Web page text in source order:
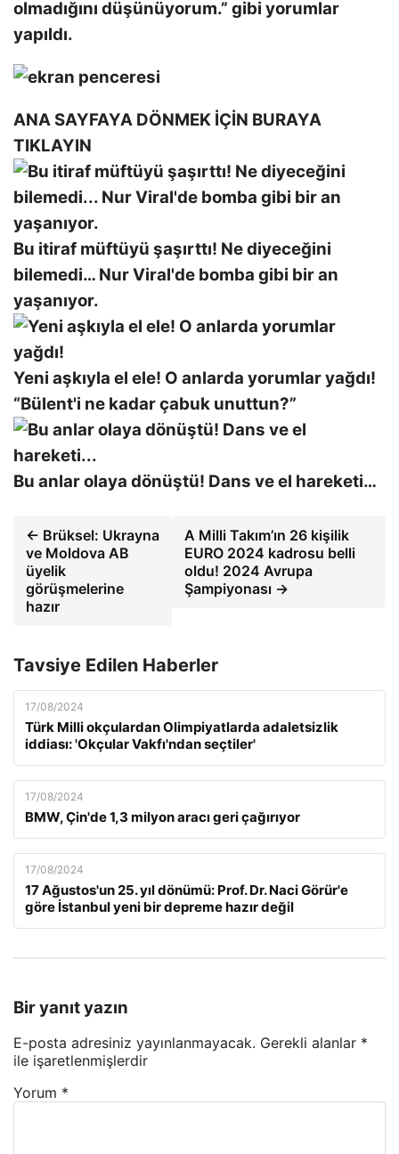
olmadığını düşünüyorum.” gibi yorumlar
yapıldı.
ANA SAYFAYA DÖNMEK İÇİN BURAYA
TIKLAYIN
Bu itiraf müftüyü şaşırttı! Ne diyeceğini
bilemedi… Nur Viral'de bomba gibi bir an
yaşanıyor.
Yeni aşkıyla el ele! O anlarda yorumlar yağdı!
“Bülent'i ne kadar çabuk unuttun?”
Bu anlar olaya dönüştü! Dans ve el hareketi…
← Brüksel: Ukrayna
ve Moldova AB
üyelik
görüşmelerine
hazır
A Milli Takım’ın 26 kişilik
EURO 2024 kadrosu belli
oldu! 2024 Avrupa
Şampiyonası →
Tavsiye Edilen Haberler
17/08/2024
Türk Milli okçulardan Olimpiyatlarda adaletsizlik
iddiası: 'Okçular Vakfı'ndan seçtiler'
17/08/2024
BMW, Çin'de 1,3 milyon aracı geri çağırıyor
17/08/2024
17 Ağustos'un 25. yıl dönümü: Prof. Dr. Naci Görür'e
göre İstanbul yeni bir depreme hazır değil
Bir yanıt yazın
E-posta adresiniz yayınlanmayacak. Gerekli alanlar *
ile işaretlenmişlerdir
Yorum *